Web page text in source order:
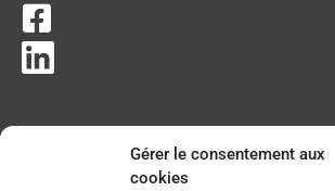
Gérer le consentement aux
cookies